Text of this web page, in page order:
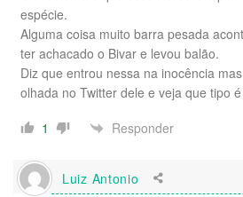
espécie.
Alguma coisa muito barra pesada
ter achacado o Bivar e levou balão.
Diz que entrou nessa na inocência
olhada no Twitter dele e veja que tipo
1
Responder
Luiz Antonio